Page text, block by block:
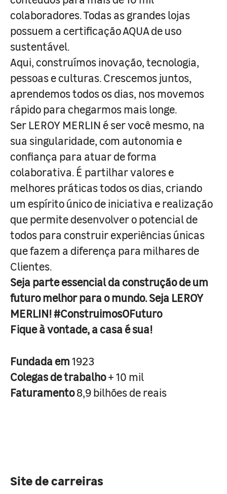
colaboradores. Todas as grandes lojas
possuem a certificação AQUA de uso
sustentável.
Aqui, construímos inovação, tecnologia,
pessoas e culturas. Crescemos juntos,
aprendemos todos os dias, nos movemos
rápido para chegarmos mais longe.
Ser LEROY MERLIN é ser você mesmo, na
sua singularidade, com autonomia e
confiança para atuar de forma
colaborativa. É partilhar valores e
melhores práticas todos os dias, criando
um espírito único de iniciativa e realização
que permite desenvolver o potencial de
todos para construir experiências únicas
que fazem a diferença para milhares de
Clientes.
Seja parte essencial da construção de um
futuro melhor para o mundo. Seja LEROY
MERLIN! #ConstruimosOFuturo
Fique à vontade, a casa é sua!
Fundada em1923
Colegas de trabalho+ 10 mil
Faturamento8,9 bilhões de reais
Site de carreiras